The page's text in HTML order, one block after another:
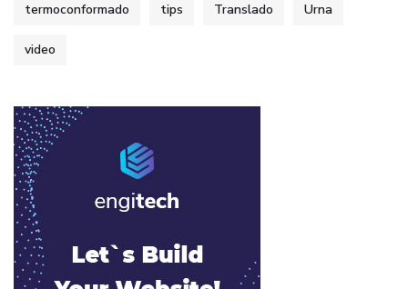
termoconformado tips Translado Urna
video